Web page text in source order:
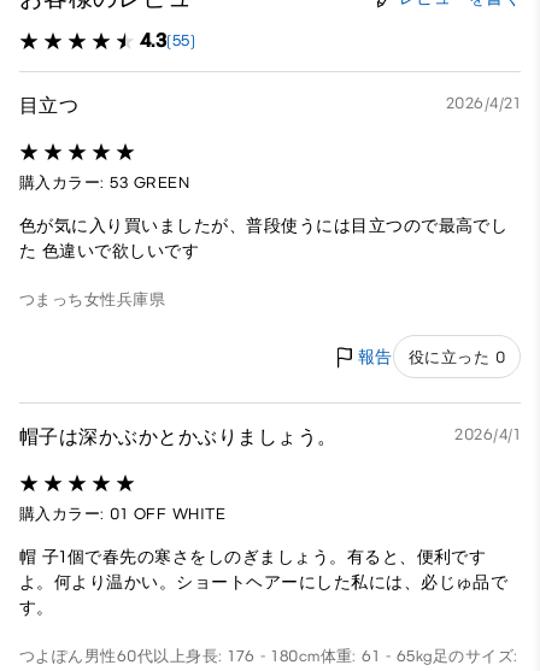
4.3(55)
目立つ 2026/4/21
購入カラー: 53 GREEN
色が気に入り買いましたが、普段使うには目立つので最高でし
た 色違いで欲しいです
つまっち女性兵庫県
報告 役に立った 0
帽子は深かぶかとかぶりましょう。 2026/4/1
購入カラー: 01 OFF WHITE
帽 子1個で春先の寒さをしのぎましょう。有ると、便利です
よ。何より温かい。ショートヘアーにした私には、必じゅ品で
す。
つよぽん 男性60代以上身長: 176 - 180cm体重: 61 - 65kg足のサイズ: